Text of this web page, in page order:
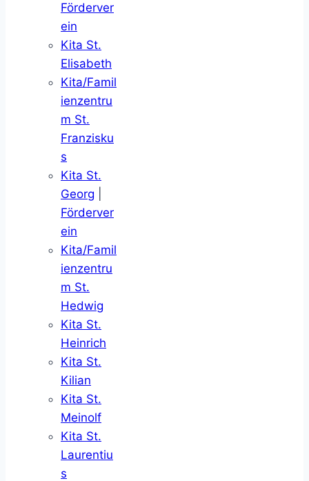
Förderver
ein
Kita St.
Elisabeth
Kita/Famil
ienzentru
m St.
Franzisku
s
Kita St.
Georg
Förderver
ein
Kita/Famil
ienzentru
m St.
Hedwig
Kita St.
Heinrich
Kita St.
Kilian
Kita St.
Meinolf
Kita St.
Laurentiu
s